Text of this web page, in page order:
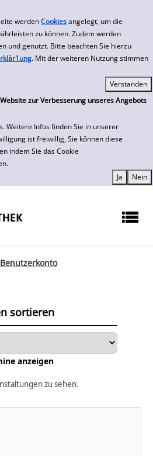
werden Cookies angelegt, um die
zu können. Zudem werden
und genutzt. Bitte beachten Sie hierzu
. Mit der weiteren Nutzung stimmen
zur Verbesserung unseres Angebots
Weitere Infos finden Sie in unserer
ist freiwillig, Sie können diese
indem Sie das Cookie
Benutzerkonto
sortieren
anzeigen
zu sehen.